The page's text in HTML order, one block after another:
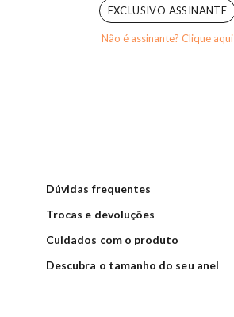
EXCLUSIVO ASSINANTE
Não é assinante? Clique aqui
Dúvidas frequentes
Trocas e devoluções
Cuidados com o produto
Descubra o tamanho do seu anel